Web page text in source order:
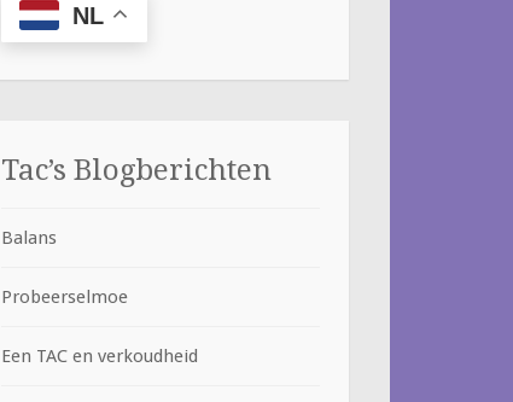
NL
Tac’s Blogberichten
Balans
Probeerselmoe
Een TAC en verkoudheid